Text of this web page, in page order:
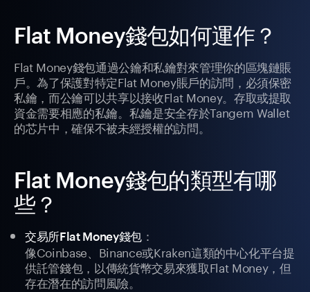
Flat Money錢包如何運作？
Flat Money錢包通過公鑰和私鑰對來管理你的區塊鏈賬
戶。為了保護對特定Flat Money賬戶的訪問，必須保密
私鑰，而公鑰可以共享以接收Flat Money。存取或提取
資金需要相應的私鑰。私鑰是安全存於Tangem Wallet
的芯片中，確保不被未經授權的訪問。
Flat Money錢包的類型有哪
些？
交易所Flat Money錢包：
像Coinbase、Binance或Kraken這類的中心化平台提
供託管錢包，以傳統貨幣交易來獲取Flat Money，但
存在潛在的訪問風險。